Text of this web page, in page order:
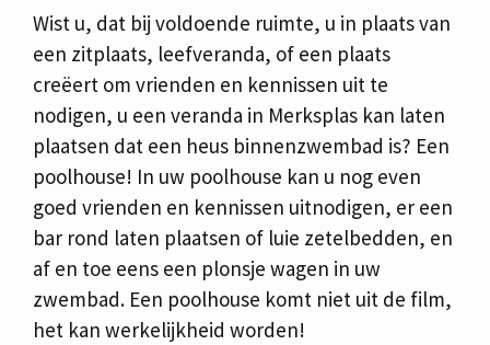
Wist u, dat bij voldoende ruimte, u in plaats van
een zitplaats, leefveranda, of een plaats
creëert om vrienden en kennissen uit te
nodigen, u een veranda in Merksplas kan laten
plaatsen dat een heus binnenzwembad is? Een
poolhouse! In uw poolhouse kan u nog even
goed vrienden en kennissen uitnodigen, er een
bar rond laten plaatsen of luie zetelbedden, en
af en toe eens een plonsje wagen in uw
zwembad. Een poolhouse komt niet uit de film,
het kan werkelijkheid worden!